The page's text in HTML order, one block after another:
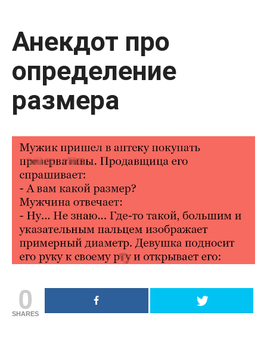
Анекдот про
определение
размера
0
SHARES